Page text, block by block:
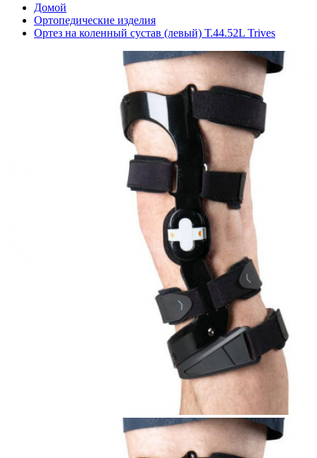
Домой
Ортопедические изделия
Ортез на коленный сустав (левый) Т.44.52L Trives